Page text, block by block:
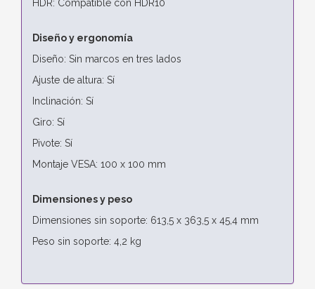
HDR: Compatible con HDR10
Diseño y ergonomía
Diseño: Sin marcos en tres lados
Ajuste de altura: Sí
Inclinación: Sí
Giro: Sí
Pivote: Sí
Montaje VESA: 100 x 100 mm
Dimensiones y peso
Dimensiones sin soporte: 613,5 x 363,5 x 45,4 mm
Peso sin soporte: 4,2 kg